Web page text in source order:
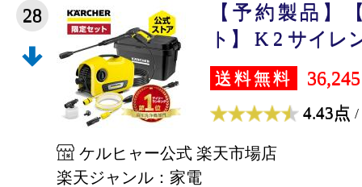
28
【予約製品】
ト】 K 2 サイレ
送料無料
4.43点 /
ケルヒャー公式 楽天市場店
楽天ジャンル：家電